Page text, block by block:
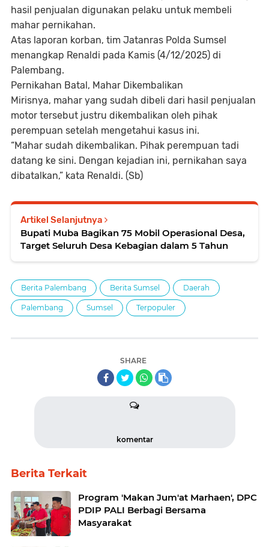
hasil penjualan digunakan pelaku untuk membeli
mahar pernikahan.
Atas laporan korban, tim Jatanras Polda Sumsel
menangkap Renaldi pada Kamis (4/12/2025) di
Palembang.
Pernikahan Batal, Mahar Dikembalikan
Mirisnya, mahar yang sudah dibeli dari hasil penjualan
motor tersebut justru dikembalikan oleh pihak
perempuan setelah mengetahui kasus ini.
“Mahar sudah dikembalikan. Pihak perempuan tadi
datang ke sini. Dengan kejadian ini, pernikahan saya
dibatalkan,” kata Renaldi. (Sb)
Artikel Selanjutnya
Bupati Muba Bagikan 75 Mobil Operasional Desa,
Target Seluruh Desa Kebagian dalam 5 Tahun
Berita Palembang Berita Sumsel Daerah
Palembang Sumsel Terpopuler
SHARE
komentar
Berita Terkait
Program 'Makan Jum'at Marhaen', DPC
PDIP PALI Berbagi Bersama
Masyarakat